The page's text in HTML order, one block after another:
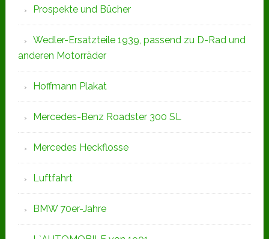
Prospekte und Bücher
Wedler-Ersatzteile 1939, passend zu D-Rad und
anderen Motorräder
Hoffmann Plakat
Mercedes-Benz Roadster 300 SL
Mercedes Heckflosse
Luftfahrt
BMW 70er-Jahre